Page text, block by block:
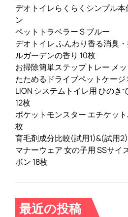
デオトイレらくらくシンプル
ン
ペットトラベラー S ブルー
デオトイレ ふんわり香る消臭
ルガーデンの香り 10枚
お掃除簡単ステップトレー メ
たためるドライブペットケージ
LION システムトイレ用 ひのき
12枚
ポケットモンスター エチケッ
枚
育毛剤成分比較(試用1)&(試用2)
マナーウェア 女の子用 SSサイ
ボン 18枚
最近の投稿